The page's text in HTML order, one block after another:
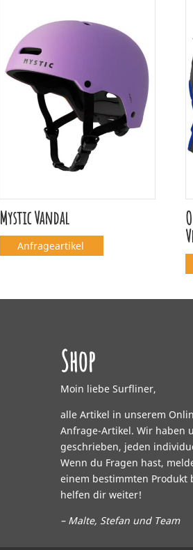
Mystic Vandal
Anfrageartikel
Shop
Moin liebe Surfliner,
alle Artikel in unserem
Anfrage-Artikel. Wir haben
geschrieben, jeden
Wenn du Fragen hast,
einem bestimmten Produkt
helfen dir weiter!
– Malte, Stefan und Team